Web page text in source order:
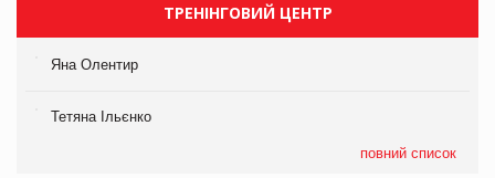
ТРЕНІНГОВИЙ ЦЕНТР
Яна Олентир
Тетяна Ільєнко
повний список